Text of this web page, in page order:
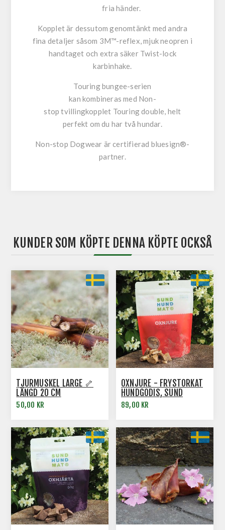
fria händer.
Kopplet är dessutom genomtänkt med andra
fina detaljer såsom 3M™-reflex, mjuk neopren i
handtaget och extra säker Twist-lock
karbinhake.
Touring bungee-serien
kan kombineras med Non-
stop tvillingkopplet Touring double, helt
perfekt om du har två hundar.
Non-stop Dogwear är certifierad bluesign®-
partner.
KUNDER SOM KÖPTE DENNA KÖPTE OCKSÅ
TJURMUSKEL LARGE 🦴
LÄNGD 20 CM
50,00 KR
OXNJURE - FRYSTORKAT
HUNDGODIS, SUND
HUNDMAT
89,00 KR